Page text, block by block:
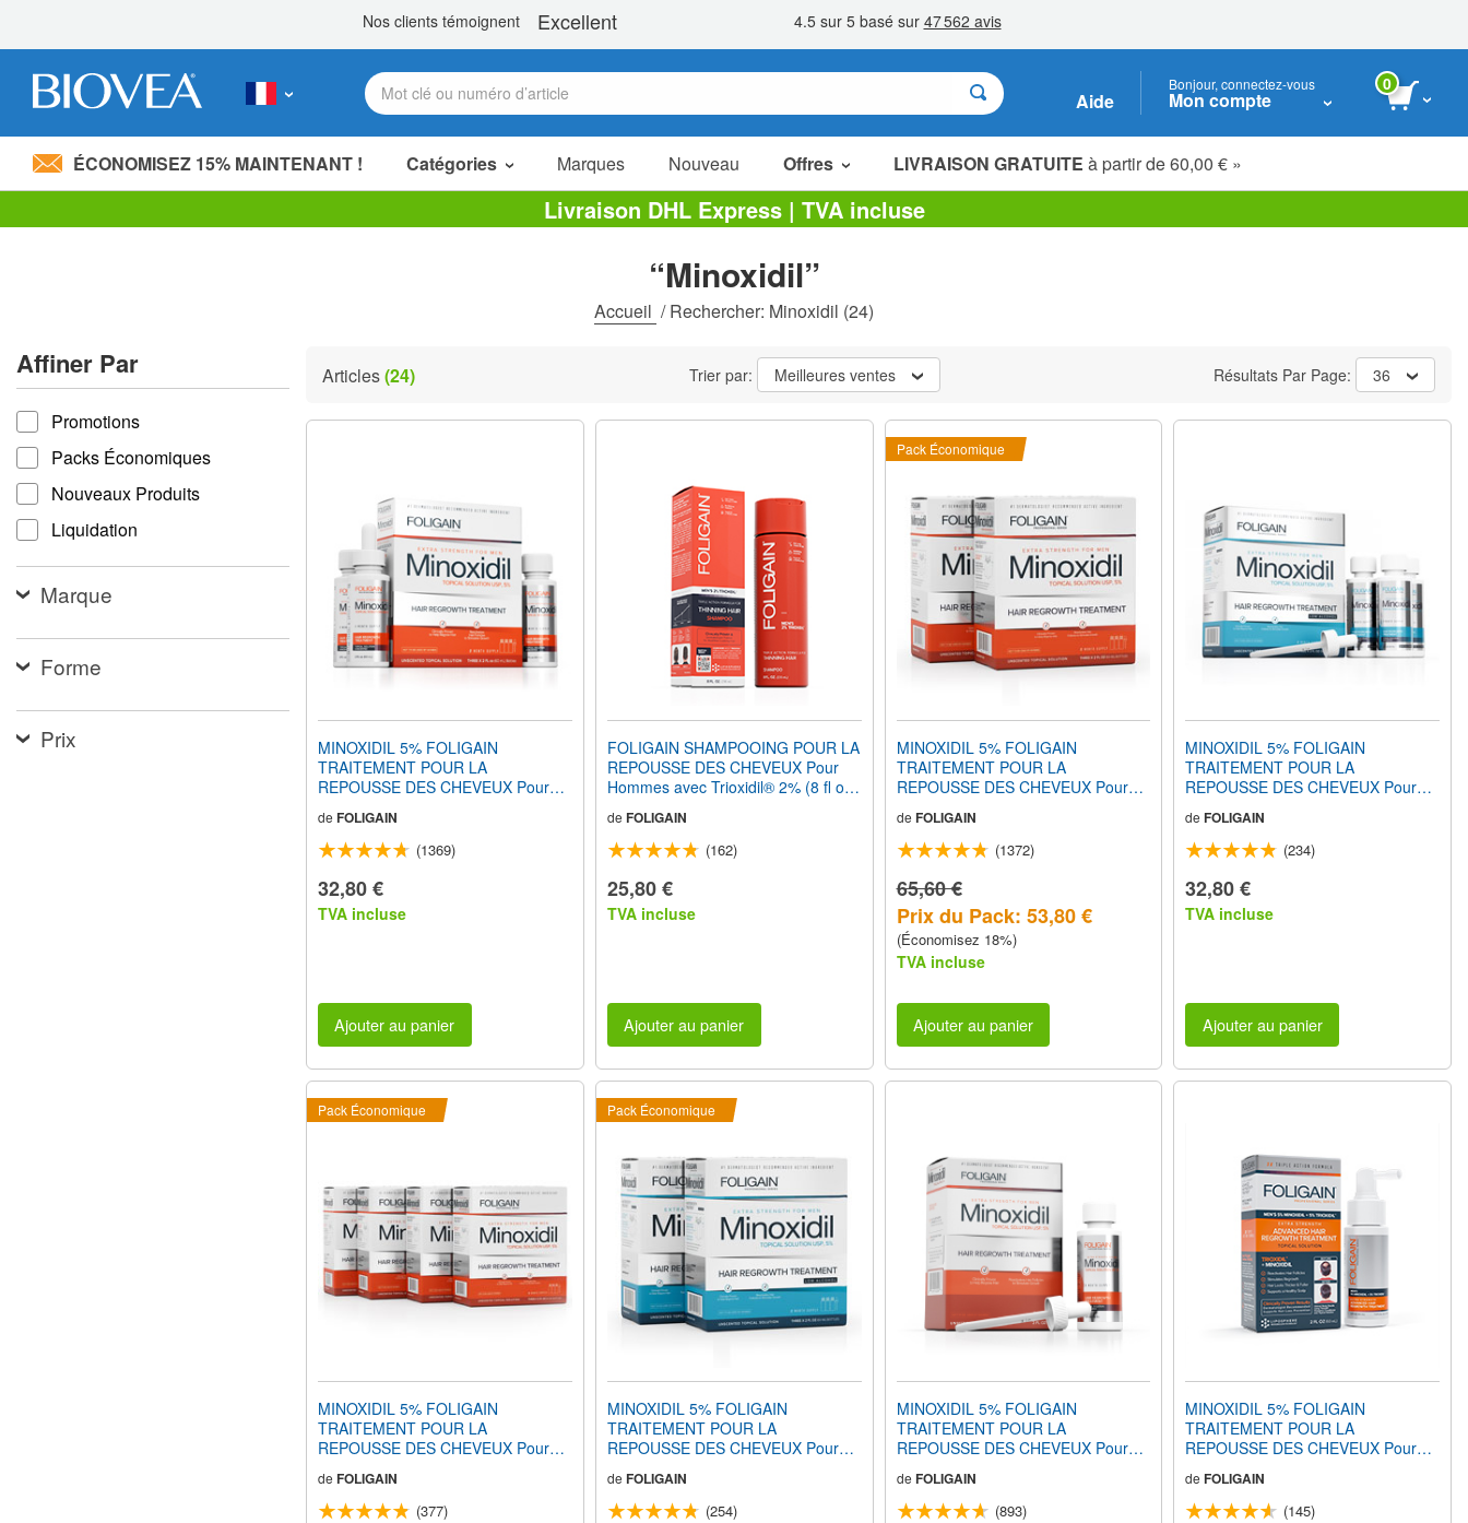
Veuillez
un
système
d'accessibilité.
Appuyez
sur
Ctrl-
F11
pour
adapter
site
aux
qui
utilisent
d'écran ;
Appuyez
Aide
Bonjour, connectez-vous
Mon compte
0
ÉCONOMISEZ 15% MAINTENANT ! Catégories Marques Nouveau Offres LIVRAISON GRATUITE à partir de 60,00 € »
Articles en Promotion
Packs Économiques
Liquidation
Livraison DHL Express | TVA incluse
“Minoxidil”
Accueil /Rechercher: Minoxidil (24)
Affiner Par
Affiner par
Promotions
Packs Économiques
Nouveaux Produits
Liquidation
Marque
Forme
Prix
Articles(24) Trier par: Meilleures ventes Résultats Par Page: 36
MINOXIDIL 5% FOLIGAIN
TRAITEMENT POUR LA
REPOUSSE DES CHEVEUX Pour
d'Approvisionnement
de FOLIGAIN
(1369)
32,80 €
TVA incluse
Ajouter au panier
FOLIGAIN SHAMPOOING POUR LA
REPOUSSE DES CHEVEUX Pour
Hommes avec Trioxidil® 2% (8 fl oz)
de FOLIGAIN
(162)
25,80 €
TVA incluse
Ajouter au panier
Pack Économique
MINOXIDIL 5% FOLIGAIN
TRAITEMENT POUR LA
REPOUSSE DES CHEVEUX Pour
d'Approvisionnement
de FOLIGAIN
(1372)
65,60 €
Prix du Pack: 53,80 €
(Économisez 18%)
TVA incluse
Ajouter au panier
MINOXIDIL 5% FOLIGAIN
TRAITEMENT POUR LA
REPOUSSE DES CHEVEUX Pour
(Faiblement Alcoolisée) (6 fl oz)
180ml 3 Mois d'Approvisionnement
de FOLIGAIN
(234)
32,80 €
TVA incluse
Ajouter au panier
Pack Économique
MINOXIDIL 5% FOLIGAIN
TRAITEMENT POUR LA
REPOUSSE DES CHEVEUX Pour
d'Approvisionnement
de FOLIGAIN
(377)
Pack Économique
MINOXIDIL 5% FOLIGAIN
TRAITEMENT POUR LA
REPOUSSE DES CHEVEUX Pour
(Faiblement Alcoolisée) (12 fl oz)
360ml 6 Mois d'Approvisionnement
de FOLIGAIN
(254)
MINOXIDIL 5% FOLIGAIN
TRAITEMENT POUR LA
REPOUSSE DES CHEVEUX Pour
d'Approvisionnement
de FOLIGAIN
(893)
MINOXIDIL 5% FOLIGAIN
TRAITEMENT POUR LA
REPOUSSE DES CHEVEUX Pour
59ml 1 Mois d’Approvisionnement
de FOLIGAIN
(145)